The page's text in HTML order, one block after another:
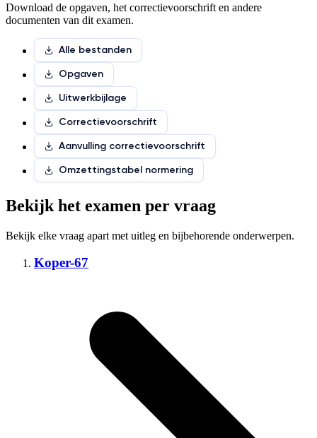
Download de opgaven, het correctievoorschrift en andere
documenten van dit examen.
Alle bestanden
Opgaven
Uitwerkbijlage
Correctievoorschrift
Aanvulling correctievoorschrift
Omzettingstabel normering
Bekijk het examen per vraag
Bekijk elke vraag apart met uitleg en bijbehorende onderwerpen.
Koper-67